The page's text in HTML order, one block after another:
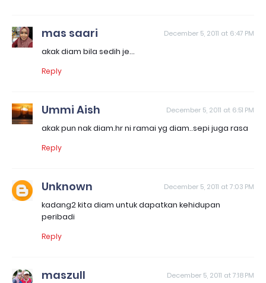
mas saari December 5, 2011 at 6:47 PM
akak diam bila sedih je...
Reply
Ummi Aish December 5, 2011 at 6:51 PM
akak pun nak diam.hr ni ramai yg diam..sepi juga rasa
Reply
Unknown December 5, 2011 at 7:03 PM
kadang2 kita diam untuk dapatkan kehidupan
peribadi
Reply
maszull December 5, 2011 at 7:18 PM